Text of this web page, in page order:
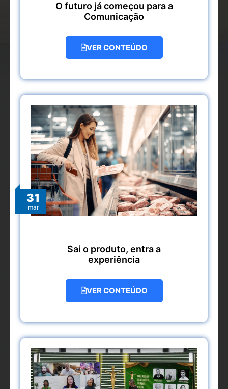
O futuro já começou para a
Comunicação
VER CONTEÚDO
31
mar
Sai o produto, entra a
experiência
VER CONTEÚDO